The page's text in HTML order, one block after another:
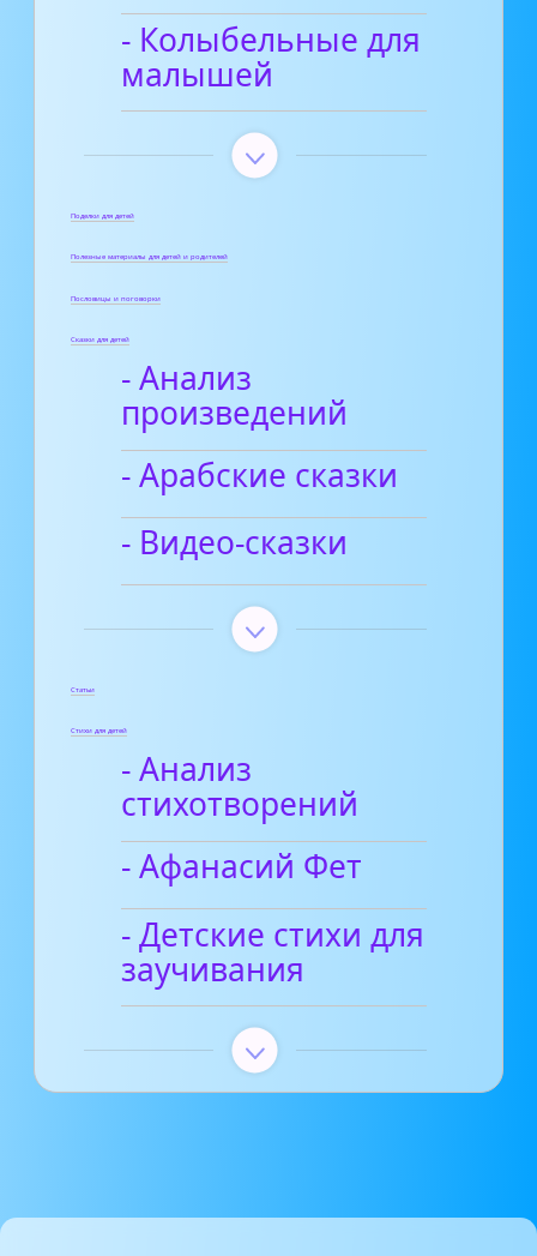
- Колыбельные для
малышей
Поделки для детей
Полезные материалы для детей и родителей
Пословицы и поговорки
Сказки для детей
- Анализ
произведений
- Арабские сказки
- Видео-сказки
Статьи
Стихи для детей
- Анализ
стихотворений
- Афанасий Фет
- Детские стихи для
заучивания